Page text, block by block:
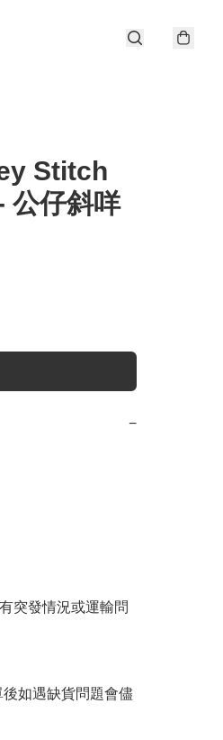
Stitch
公仔斜咩
−
突發情況或運輸問
如遇缺貨問題會儘